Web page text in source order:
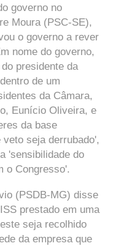
governo no
Moura (PSC-SE),
o governo a rever
nome do governo,
presidente da
de um
da Câmara,
Eunício Oliveira, e
da base
seja derrubado',
'sensibilidade do
o Congresso'.
(PSDB-MG) disse
prestado em uma
seja recolhido
da empresa que